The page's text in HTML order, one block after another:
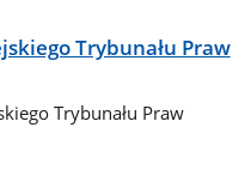
Trybunału Praw
Trybunału Praw